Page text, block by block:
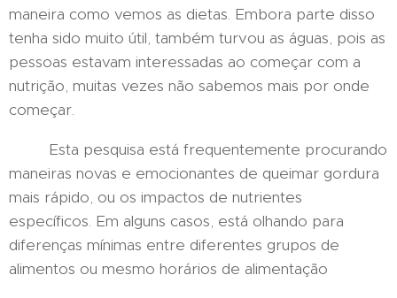
maneira como vemos as dietas. Embora parte disso
tenha sido muito útil, também turvou as águas, pois as
pessoas estavam interessadas ao começar com a
nutrição, muitas vezes não sabemos mais por onde
começar.
Esta pesquisa está frequentemente procurando
maneiras novas e emocionantes de queimar gordura
mais rápido, ou os impactos de nutrientes
específicos. Em alguns casos, está olhando para
diferenças mínimas entre diferentes grupos de
alimentos ou mesmo horários de alimentação